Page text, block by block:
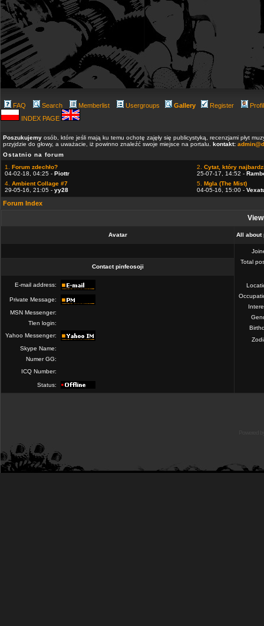
FAQ Search Memberlist Usergroups Gallery Register
INDEX PAGE
Poszukujemy osób, które jeśli mają ku temu ochotę zajęły się publicystyką, recenzjami płyt
przyjdzie do głowy, a uważacie, iż powinno znaleźć swoje miejsce na portalu. kontakt:
Ostatnio na forum
1. Forum zdechło?
04-02-18, 04:25 - Piottr
2. Cytat, który
25-07-17, 14:52 -
4. Ambient Collage #7
29-05-16, 21:05 - yy28
5. Mgla (The Mist)
04-05-16, 15:00 -
Forum Index
Avatar All about
Total
Contact pinfeosoji
E-mail address:
Private Message:
MSN Messenger:
Tlen login:
Yahoo Messenger:
Skype Name:
Numer GG:
ICQ Number:
Status: